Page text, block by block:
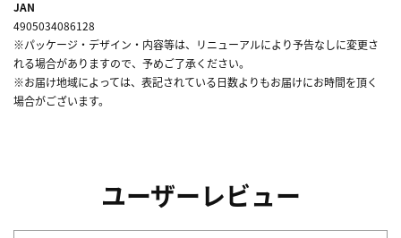
JAN
4905034086128
※パッケージ・デザイン・内容等は、リニューアルにより予告なしに変更さ
れる場合がありますので、予めご了承ください。
※お届け地域によっては、表記されている日数よりもお届けにお時間を頂く
場合がございます。
ユーザーレビュー